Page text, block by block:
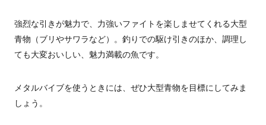
強烈な引きが魅力で、力強いファイトを楽しませてくれる大型
青物（ブリやサワラなど）。釣りでの駆け引きのほか、調理し
ても大変おいしい、魅力満載の魚です。
メタルバイブを使うときには、ぜひ大型青物を目標にしてみま
しょう。